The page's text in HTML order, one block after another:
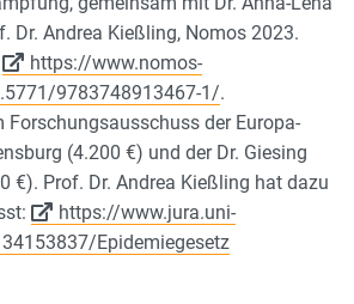
Dr. Andrea Kießling, Nomos 2023.
https://www.nomos-
9783748913467-1/.
Forschungsausschuss der Europa-
(4.200 €) und der Dr. Giesing
€). Prof. Dr. Andrea Kießling hat dazu
https://www.jura.uni-
Epidemiegesetz